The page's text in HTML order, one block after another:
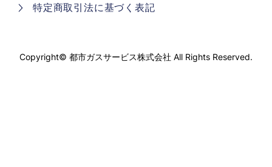
Copyright© 都市ガスサービス株式会社 All Rights Reserved.
特定商取引法に基づく表記